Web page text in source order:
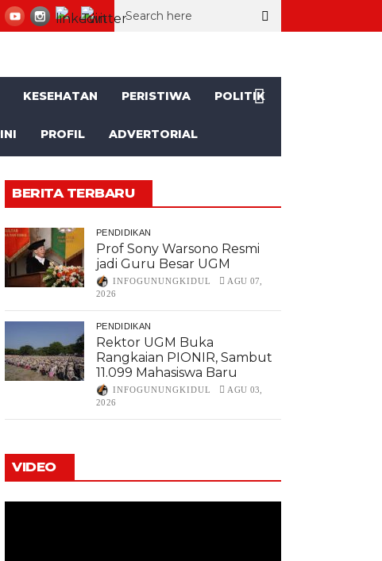
ke-81, SD Muhammadiyah Mulusan II Unjuk Kemajuan
KESEHATAN PERISTIWA POLITIK
PROFIL ADVERTORIAL
BERITA TERBARU
PENDIDIKAN
Prof Sony Warsono Resmi
jadi Guru Besar UGM
INFOGUNUNGKIDUL
AGU 07,
2026
PENDIDIKAN
Rektor UGM Buka
Rangkaian PIONIR, Sambut
11.099 Mahasiswa Baru
INFOGUNUNGKIDUL
AGU 03,
2026
VIDEO